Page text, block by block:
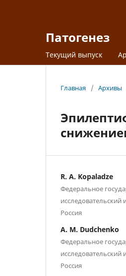
Патогенез
Текущий выпуск
Главная / Архивы
R. A. Kopaladze
Федеральное
Россия
A. M. Dudchenko
Федеральное
Россия